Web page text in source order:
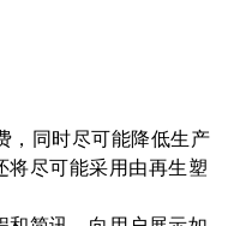
，同时尽可能降低生产
将尽可能采用由再生塑